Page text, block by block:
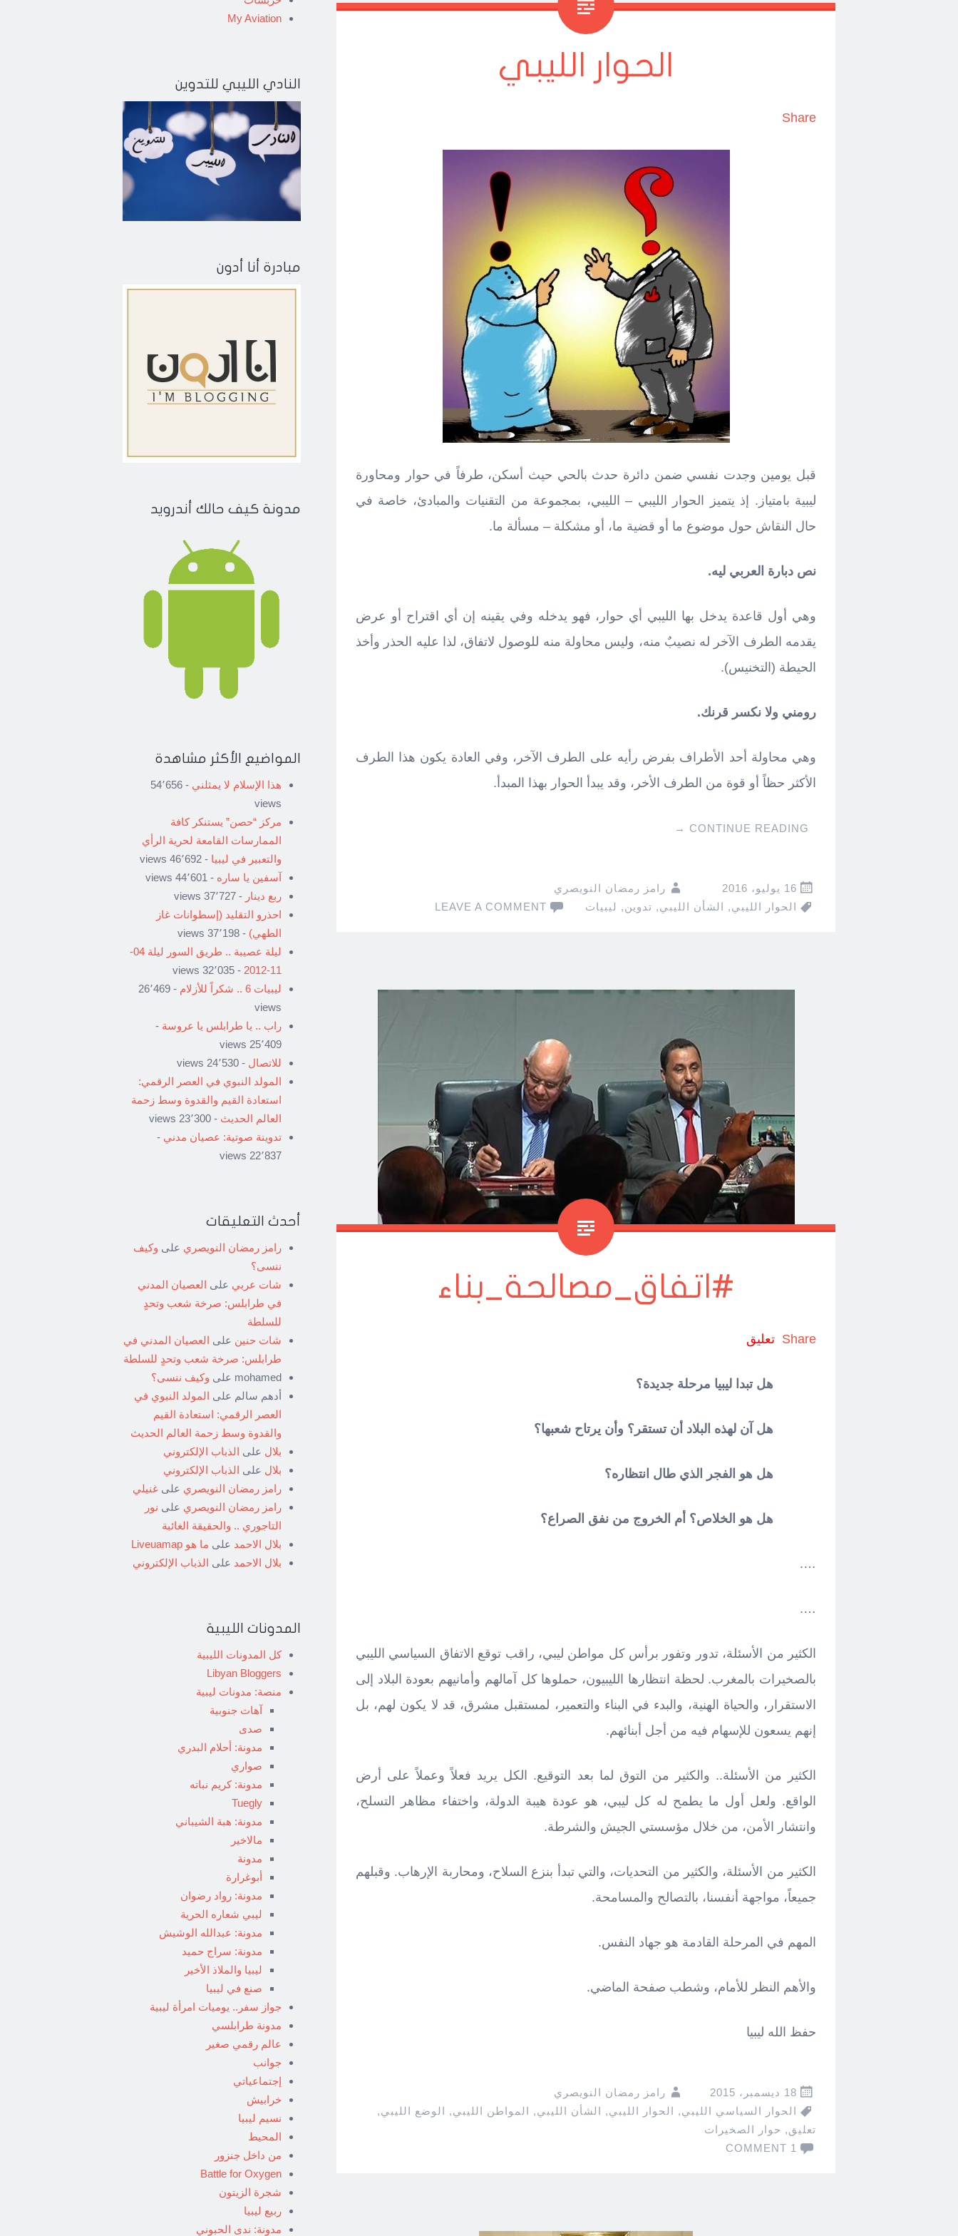
الحوار الليبي
Share
قبل يومين وجدت نفسي ضمن دائرة حدث بالحي حيث أسكن، طرفاً في حوار ومحاورة
ليبية بامتياز. إذ يتميز الحوار الليبي – الليبي، بمجموعة من التقنيات والمبادئ، خاصة في
حال النقاش حول موضوع ما أو قضية ما، أو مشكلة – مسألة ما.
نص دبارة العربي ليه.
وهي أول قاعدة يدخل بها الليبي أي حوار، فهو يدخله وفي يقينه إن أي اقتراح أو عرض
يقدمه الطرف الآخر له نصيبٌ منه، وليس محاولة منه للوصول لاتفاق، لذا عليه الحذر وأخذ
الحيطة (التخنيس).
رومني ولا نكسر قرنك.
وهي محاولة أحد الأطراف بفرض رأيه على الطرف الآخر، وفي العادة يكون هذا الطرف
الأكثر حظاً أو قوة من الطرف الأخر، وقد يبدأ الحوار بهذا المبدأ.
CONTINUE READING
→
16 يوليو، 2016
رامز رمضان النويصري
الحوار الليبي, الشأن الليبي, تدوين, ليبيات LEAVE A COMMENT
#اتفاق_مصالحة_بناء
Share تعليق
هل تبدا ليبيا مرحلة جديدة؟
هل آن لهذه البلاد أن تستقر؟ وأن يرتاح شعبها؟
هل هو الفجر الذي طال انتظاره؟
هل هو الخلاص؟ أم الخروج من نفق الصراع؟
….
….
الكثير من الأسئلة، تدور وتفور برأس كل مواطن ليبي، راقب توقع الاتفاق السياسي الليبي
بالصخيرات بالمغرب. لحظة انتظارها الليبيون، حملوها كل آمالهم وأمانيهم بعودة البلاد إلى
الاستقرار، والحياة الهنية، والبدء في البناء والتعمير، لمستقبل مشرق، قد لا يكون لهم، بل
إنهم يسعون للإسهام فيه من أجل أبنائهم.
الكثير من الأسئلة.. والكثير من التوق لما بعد التوقيع. الكل يريد فعلاً وعملاً على أرض
الواقع. ولعل أول ما يطمح له كل ليبي، هو عودة هيبة الدولة، واختفاء مظاهر التسلح،
وانتشار الأمن، من خلال مؤسستي الجيش والشرطة.
الكثير من الأسئلة، والكثير من التحديات، والتي تبدأ بنزع السلاح، ومحاربة الإرهاب. وقبلهم
جميعاً، مواجهة أنفسنا، بالتصالح والمسامحة.
المهم في المرحلة القادمة هو جهاد النفس.
والأهم النظر للأمام، وشطب صفحة الماضي.
حفظ الله ليبيا
18 ديسمبر، 2015
رامز رمضان النويصري
الحوار السياسي الليبي, الحوار الليبي, الشأن الليبي, المواطن الليبي, الوضع الليبي,
تعليق, حوار الصخيرات
1 COMMENT
My Aviation
النادي الليبي للتدوين
مبادرة أنا أدون
مدونة كيف حالك أندرويد
المواضيع الأكثر مشاهدة
هذا الإسلام لا يمثلني
- 54٬656
views
مركز “حصن” يستنكر كافة
الممارسات القامعة لحرية الرأي
والتعبير في ليبيا - 46٬692 views
آسفين يا ساره - 44٬601 views
ربع دينار - 37٬727 views
احذرو التقليد (إسطوانات غاز
الطهي) - 37٬198 views
ليلة عصيبة .. طريق السور ليلة 04-
11-2012
- 32٬035 views
ليبيات 6 .. شكراً للأزلام
- 26٬469
views
راب .. يا طرابلس يا عروسة -
25٬409 views
للاتصال - 24٬530 views
المولد النبوي في العصر الرقمي:
استعادة القيم والقدوة وسط زحمة
العالم الحديث - 23٬300 views
تدوينة صوتية: عصيان مدني -
22٬837 views
أحدث التعليقات
رامز رمضان النويصري على وكيف
ننسى؟
شات عربي على العصيان المدني
في طرابلس: صرخة شعب وتحدٍ
للسلطة
شات حنين على العصيان المدني في
طرابلس: صرخة شعب وتحدٍ للسلطة
mohamed على وكيف ننسى؟
أدهم سالم على المولد النبوي في
العصر الرقمي: استعادة القيم
والقدوة وسط زحمة العالم الحديث
بلال على الذباب الإلكتروني
بلال على الذباب الإلكتروني
رامز رمضان النويصري على غنيلي
رامز رمضان النويصري على نور
التاجوري .. والحقيقة الغائبة
بلال الاحمد على ما هو Liveuamap
بلال الاحمد على الذباب الإلكتروني
المدونات الليبية
كل المدونات الليبية
Libyan Bloggers
منصة: مدونات ليبية
آهات جنوبية
صدى
مدونة: أحلام البدري
صواري
مدونة: كريم نباته
Tuegly
مدونة: هبة الشيباني
مالاخير
مدونة
أبوغرارة
مدونة: رواد رضوان
ليبي شعاره الحرية
مدونة: عبدالله الوشيش
مدونة: سراج حميد
ليبيا والملاذ الأخير
صنع في ليبيا
جواز سفر.. يوميات امرأة ليبية
مدونة طرابلسي
عالم رقمي صغير
جوانب
إجتماعياتي
خرابيش
نسيم ليبيا
المحيط
من داخل جنزور
Battle for Oxygen
شجرة الزيتون
ربيع ليبيا
مدونة: ندى الحبوني